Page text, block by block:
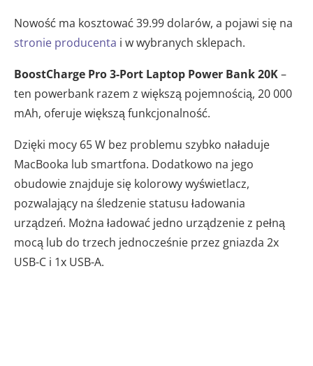
Nowość ma kosztować 39.99 dolarów, a pojawi się na
stronie producenta i w wybranych sklepach.
BoostCharge Pro 3-Port Laptop Power Bank 20K–
ten powerbank razem z większą pojemnością, 20 000
mAh, oferuje większą funkcjonalność.
Dzięki mocy 65 W bez problemu szybko naładuje
MacBooka lub smartfona. Dodatkowo na jego
obudowie znajduje się kolorowy wyświetlacz,
pozwalający na śledzenie statusu ładowania
urządzeń. Można ładować jedno urządzenie z pełną
mocą lub do trzech jednocześnie przez gniazda 2x
USB-C i 1x USB-A.